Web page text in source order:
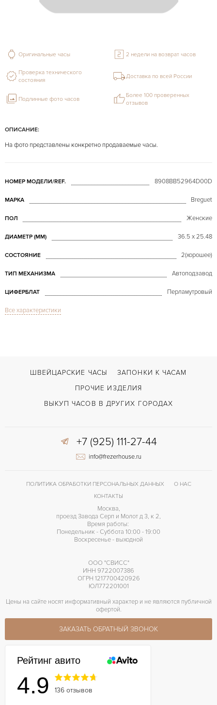
ОПИСАНИЕ:
На фото представлены конкретно продаваемые часы.
НОМЕР МОДЕЛИ/REF. 8908BB52964D00D
МАРКА Breguet
ПОЛ Женские
ДИАМЕТР (MM) 36.5 x 25.48
СОСТОЯНИЕ 2(хорошее)
ТИП МЕХАНИЗМА Автоподзавод
ЦИФЕРБЛАТ Перламутровый
СТЕКЛО
Двойной сложности застежка
Индикатор резерва хода, Малый секундный циферблат, Отделка
Все характеристики
Оригинальные часы 2 недели на возврат часов
Проверка технического
состояния
Доставка по всей России
Подлинные фото часов
Более 100 проверенных
отзывов
ШВЕЙЦАРСКИЕ ЧАСЫ
ЗАПОНКИ К ЧАСАМ
ПРОЧИЕ ИЗДЕЛИЯ
ВЫКУП ЧАСОВ В ДРУГИХ ГОРОДАХ
+7 (925) 111-27-44
info@frezerhouse.ru
ПОЛИТИКА ОБРАБОТКИ ПЕРСОНАЛЬНЫХ ДАННЫХ
О НАС
КОНТАКТЫ
Москва,
проезд Завода Серп и Молот д 3, к 2,
Время работы:
Понедельник - Суббота 10:00 - 19:00
Воскресенье - выходной
ООО "СВИСС"
ИНН 9722007386
ОГРН 1217700420926
ЮЛ772201001
Цены на сайте носят информативный характер и не являются публичной
офертой.
ЗАКАЗАТЬ ОБРАТНЫЙ ЗВОНОК
Рейтинг авито
4.9 136 отзывов